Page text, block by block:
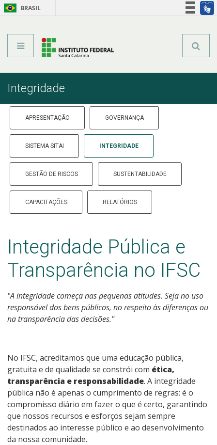
BRASIL
Integridade
APRESENTAÇÃO GOVERNANÇA
SISTEMA SITAI INTEGRIDADE
GESTÃO DE RISCOS SUSTENTABILIDADE
CAPACITAÇÕES RELATÓRIOS
Integridade Pública e
Transparência no IFSC
"A integridade começa nas pequenas atitudes. Seja no uso
responsável dos bens públicos, no respeito às diferenças ou
na transparência das decisões."
No IFSC, acreditamos que uma educação pública,
gratuita e de qualidade se constrói com ética,
transparência e responsabilidade. A integridade
pública não é apenas o cumprimento de regras: é o
compromisso diário em fazer o que é certo, garantindo
que nossos recursos e esforços sejam sempre
destinados ao interesse público e ao desenvolvimento
da nossa comunidade.